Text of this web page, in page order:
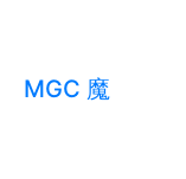
MGC 魔